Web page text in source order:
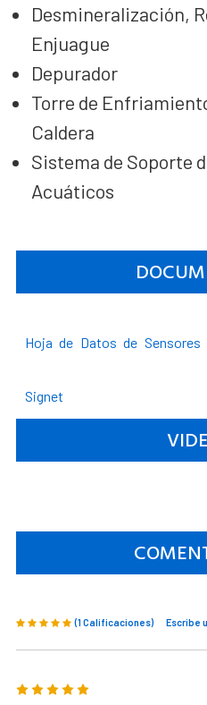
Desmineralización,
Enjuague
Depurador
Torre de
Caldera
Sistema de Soporte
Acuáticos
Hoja de Datos de
Signet
(1 Calificaciones) Escribe
5